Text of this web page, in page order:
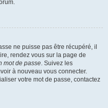
ne puisse pas être récupéré, il
rendez vous sur la page de
mot de passe. Suivez les
à nouveau vous connecter.
votre mot de passe, contactez